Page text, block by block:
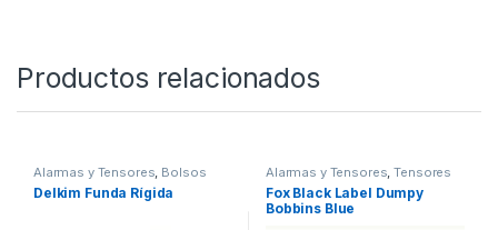
Productos relacionados
Alarmas y Tensores, Bolsos
Delkim Funda Rígida
Alarmas y Tensores,Tensores
Fox Black Label Dumpy
Bobbins Blue